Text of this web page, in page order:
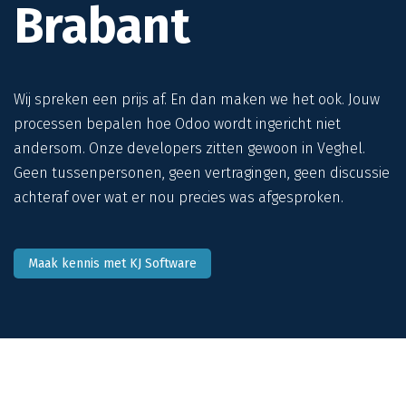
Brabant
Wij spreken een prijs af. En dan maken we het ook. Jouw
processen bepalen hoe Odoo wordt ingericht niet
andersom. Onze developers zitten gewoon in Veghel.
Geen tussenpersonen, geen vertragingen, geen discussie
achteraf over wat er nou precies was afgesproken.
Maak kennis met KJ Software